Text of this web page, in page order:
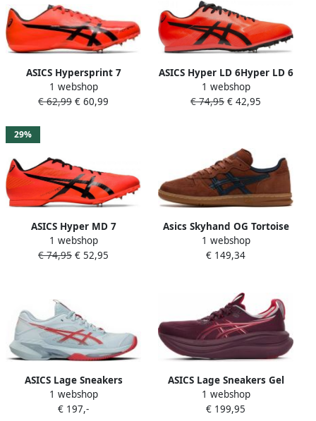
ASICS Hypersprint 7
Running Shoes
Atletiekschoenen
1 webshop
€ 62,99 € 60,99
ASICS Hyper LD 6Hyper LD 6
Running Shoes
Atletiekschoenen
1 webshop
€ 74,95 € 42,95
29%
ASICS Hyper MD 7
Sportschoenen Hardlopen
rood
1 webshop
€ 74,95 € 52,95
Asics Skyhand OG Tortoise
Shell Blueberry Sneakers
1 webshop
€ 149,34
ASICS Lage Sneakers
Solution Speed FF 4
1 webshop
€ 197,-
ASICS Lage Sneakers Gel
Nimbus 28
1 webshop
€ 199,95